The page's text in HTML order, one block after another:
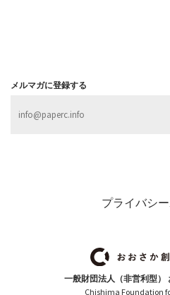
メルマガに登録する
プライバシ
一般財団法人（非営利型）
Chishima Foundation